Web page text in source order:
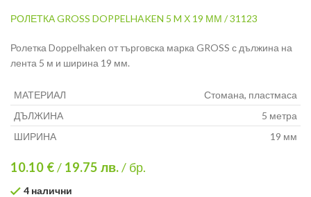
РОЛЕТКА GROSS DOPPELHAKEN 5 M Х 19 ММ / 31123
Ролетка Doppelhaken от търговска марка GROSS с дължина на
лента 5 м и ширина 19 мм.
МАТЕРИАЛ
Стомана, пластмаса
ДЪЛЖИНА
5 метра
ШИРИНА
19 мм
10.10 €/ 19.75 лв./ бр.
4 налични